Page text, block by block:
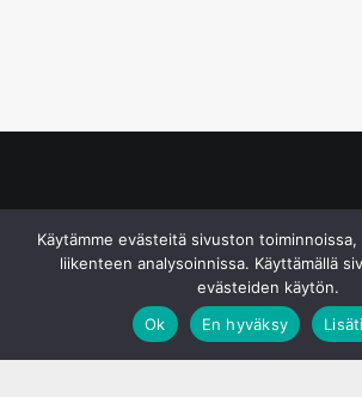
Käytämme evästeitä sivuston toiminnoissa,
liikenteen analysoinnissa. Käyttämällä
evästeiden käytön.
Ok
En hyväksy